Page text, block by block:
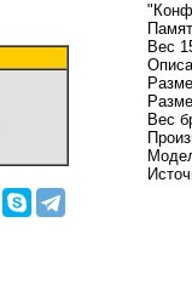
Вес
Вес